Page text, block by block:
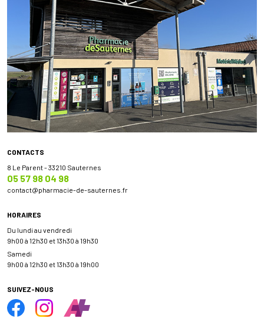
CONTACTS
8 Le Parent - 33210 Sauternes
05 57 98 04 98
contact@pharmacie-de-sauternes.fr
HORAIRES
Du lundi au vendredi
9h00 à 12h30 et 13h30 à 19h30
Samedi
9h00 à 12h30 et 13h30 à 19h00
SUIVEZ-NOUS